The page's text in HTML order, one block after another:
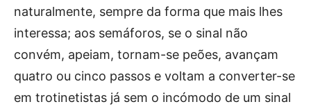
naturalmente, sempre da forma que mais lhes
interessa; aos semáforos, se o sinal não
convém, apeiam, tornam-se peões, avançam
quatro ou cinco passos e voltam a converter-se
em trotinetistas já sem o incómodo de um sinal